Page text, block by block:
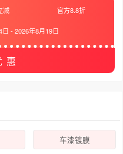
减 官方8.8折
日 -2026年8月19日
惠
车漆镀膜